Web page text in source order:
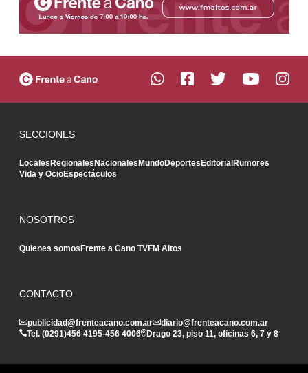
SECCIONES
LocalesRegionalesNacionalesMundoDeportesEditorialRumores
Vida y OcioEspectáculos
NOSOTROS
Quienes somosFrente a Cano TVFM Altos
CONTACTO
publicidad@frenteacano.com.ar
diario@frenteacano.com.ar
Tel. (0291)456 4195-456 4006 Drago 23, piso 11, oficinas 6, 7 y 8